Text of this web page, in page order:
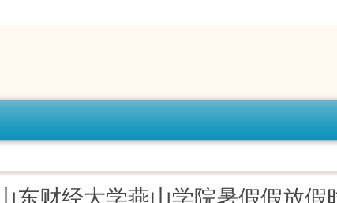
东财经大学燕山学院暑假假放假